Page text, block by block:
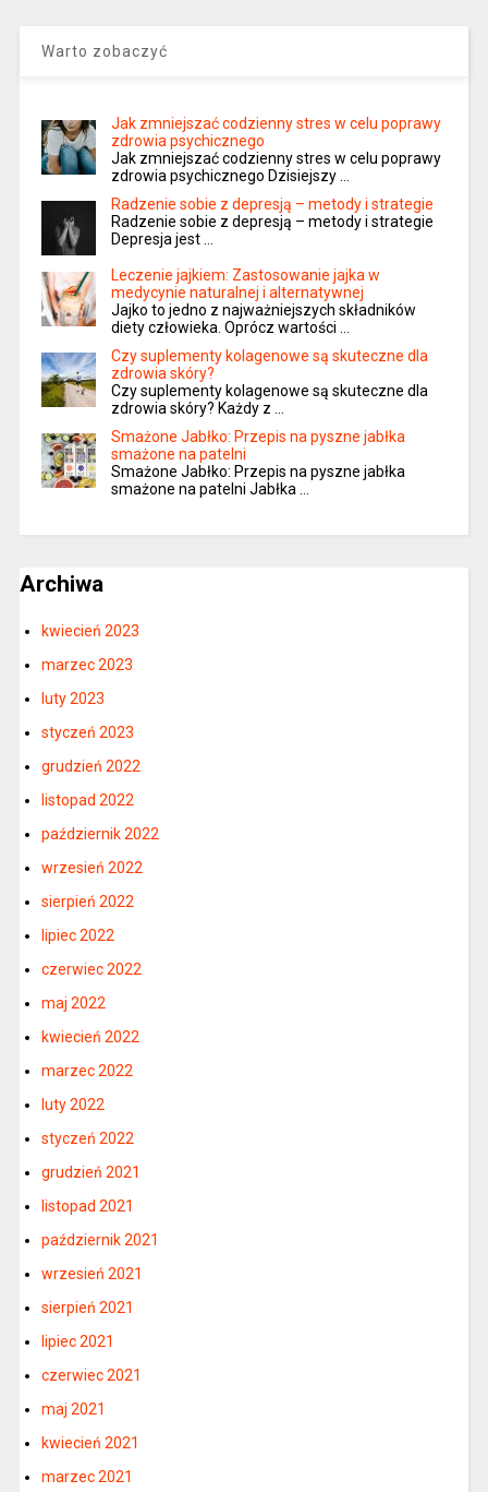
Warto zobaczyć
Jak zmniejszać codzienny stres w celu poprawy
zdrowia psychicznego
Jak zmniejszać codzienny stres w celu poprawy
zdrowia psychicznego Dzisiejszy …
Radzenie sobie z depresją – metody i strategie
Radzenie sobie z depresją – metody i strategie
Depresja jest …
Leczenie jajkiem: Zastosowanie jajka w
medycynie naturalnej i alternatywnej
Jajko to jedno z najważniejszych składników
diety człowieka. Oprócz wartości …
Czy suplementy kolagenowe są skuteczne dla
zdrowia skóry?
Czy suplementy kolagenowe są skuteczne dla
zdrowia skóry? Każdy z …
Smażone Jabłko: Przepis na pyszne jabłka
smażone na patelni
Smażone Jabłko: Przepis na pyszne jabłka
smażone na patelni Jabłka …
Archiwa
kwiecień 2023
marzec 2023
luty 2023
styczeń 2023
grudzień 2022
listopad 2022
październik 2022
wrzesień 2022
sierpień 2022
lipiec 2022
czerwiec 2022
maj 2022
kwiecień 2022
marzec 2022
luty 2022
styczeń 2022
grudzień 2021
listopad 2021
październik 2021
wrzesień 2021
sierpień 2021
lipiec 2021
czerwiec 2021
maj 2021
kwiecień 2021
marzec 2021